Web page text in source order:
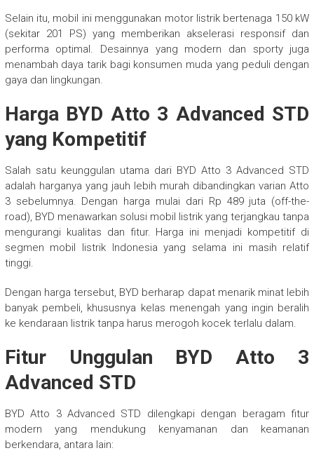
Selain itu, mobil ini menggunakan motor listrik bertenaga 150 kW
(sekitar 201 PS) yang memberikan akselerasi responsif dan
performa optimal. Desainnya yang modern dan sporty juga
menambah daya tarik bagi konsumen muda yang peduli dengan
gaya dan lingkungan.
Harga BYD Atto 3 Advanced STD
yang Kompetitif
Salah satu keunggulan utama dari BYD Atto 3 Advanced STD
adalah harganya yang jauh lebih murah dibandingkan varian Atto
3 sebelumnya. Dengan harga mulai dari Rp 489 juta (off-the-
road), BYD menawarkan solusi mobil listrik yang terjangkau tanpa
mengurangi kualitas dan fitur. Harga ini menjadi kompetitif di
segmen mobil listrik Indonesia yang selama ini masih relatif
tinggi.
Dengan harga tersebut, BYD berharap dapat menarik minat lebih
banyak pembeli, khususnya kelas menengah yang ingin beralih
ke kendaraan listrik tanpa harus merogoh kocek terlalu dalam.
Fitur Unggulan BYD Atto 3
Advanced STD
BYD Atto 3 Advanced STD dilengkapi dengan beragam fitur
modern yang mendukung kenyamanan dan keamanan
berkendara, antara lain: